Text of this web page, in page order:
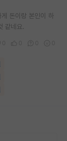
돈이랑 본인이 하
같네요.